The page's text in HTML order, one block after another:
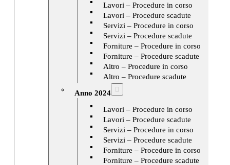
Lavori – Procedure in corso
Lavori – Procedure scadute
Servizi – Procedure in corso
Servizi – Procedure scadute
Forniture – Procedure in corso
Forniture – Procedure scadute
Altro – Procedure in corso
Altro – Procedure scadute
Anno 2024
Lavori – Procedure in corso
Lavori – Procedure scadute
Servizi – Procedure in corso
Servizi – Procedure scadute
Forniture – Procedure in corso
Forniture – Procedure scadute